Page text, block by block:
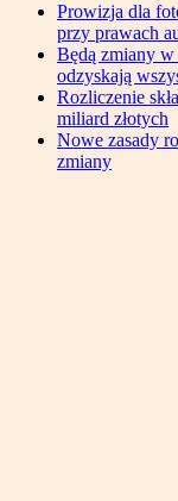
Prowizja dla
przy prawach
Będą zmiany w
odzyskają
Rozliczenie
miliard złotych
Nowe zasady
zmiany